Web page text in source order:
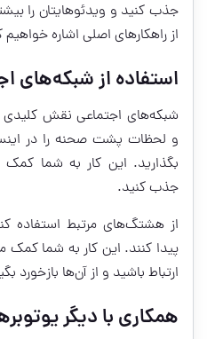
جذب کنید و ویدئوهایتان را
از راهکارهای اصلی اشاره خواهیم
استفاده از شبکه‌های
شبکه‌های اجتماعی نقش کلیدی
و لحظات پشت صحنه را در
بگذارید. این کار به شما
جذب کنید.
از هشتگ‌های مرتبط استفاده
پیدا کنند. این کار به شما کمک
ارتباط باشید و از آن‌ها بازخورد
همکاری با دیگر